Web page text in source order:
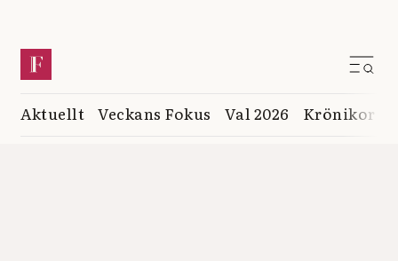
Aktuellt Veckans Fokus Val 2026 Krönikor